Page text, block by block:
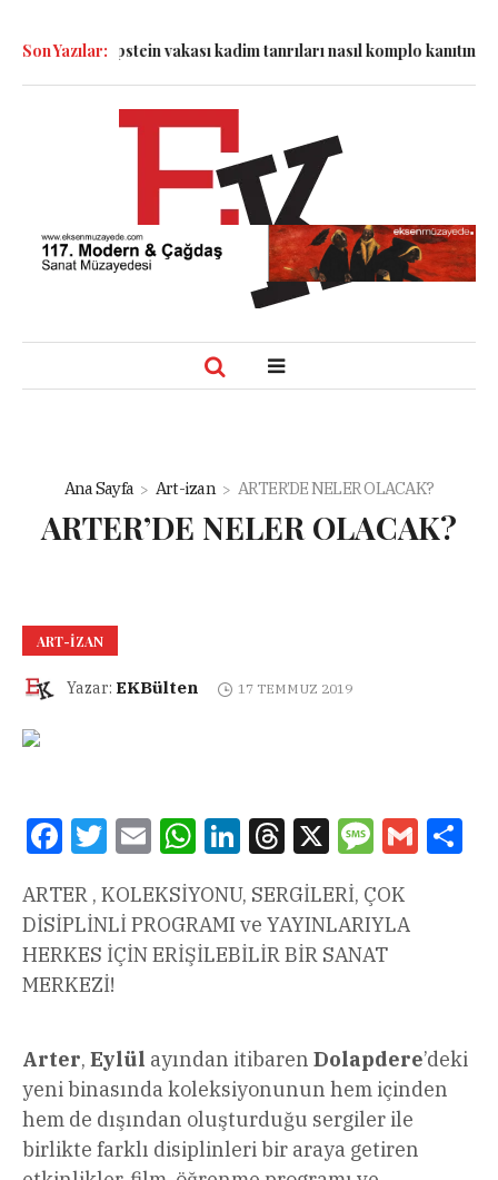
Son Yazılar:Epstein vakası kadim tanrıları nasıl komplo kanıtına
Ana Sayfa Art-izan ARTER’DE NELER OLACAK?
ARTER’DE NELER OLACAK?
ART-IZAN
Yazar: EKBülten 17 TEMMUZ 2019
FacebookTwitterEmail WhatsAppLinkedInThreads
X Message
Gmail
ARTER , KOLEKSİYONU, SERGİLERİ, ÇOK
DİSİPLİNLİ PROGRAMI ve YAYINLARIYLA
HERKES İÇİN ERİŞİLEBİLİR BİR SANAT
MERKEZİ!
Arter, Eylül ayından itibaren Dolapdere’deki
yeni binasında koleksiyonunun hem içinden
hem de dışından oluşturduğu sergiler ile
birlikte farklı disiplinleri bir araya getiren